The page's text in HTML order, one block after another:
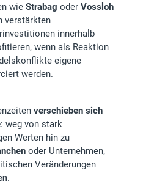
wie Strabag oder Vossloh
verstärkten
innerhalb
wenn als Reaktion
eigene
werden.
verschieben sich
: weg von stark
Werten hin zu
oder Unternehmen,
Veränderungen
.